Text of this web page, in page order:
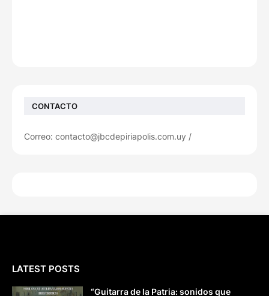
CONTACTO
Correo: contacto@jbcdepiriapolis.com.uy /
LATEST POSTS
“Guitarra de la Patria: sonidos que